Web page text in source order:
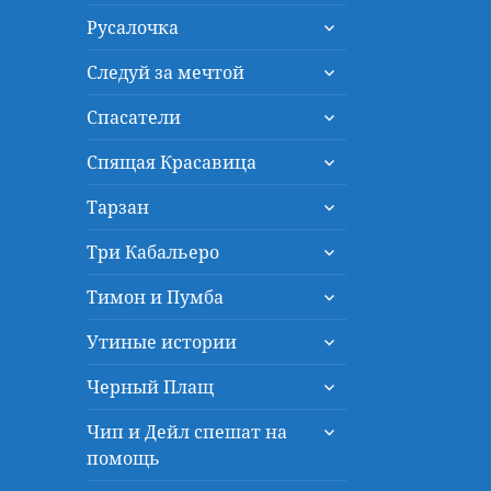
меню
Русалочка
раскрыть
меню
Следуй за мечтой
раскрыть
меню
Спасатели
раскрыть
меню
Спящая Красавица
раскрыть
меню
Тарзан
раскрыть
меню
Три Кабальеро
раскрыть
меню
Тимон и Пумба
раскрыть
меню
Утиные истории
раскрыть
меню
Черный Плащ
раскрыть
меню
Чип и Дейл спешат на
помощь
раскрыть